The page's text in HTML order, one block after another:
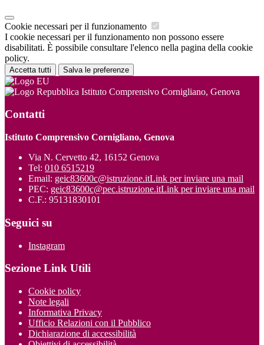
Cookie necessari per il funzionamento
I cookie necessari per il funzionamento non possono essere
disabilitati. È possibile consultare l'elenco nella pagina della cookie
policy.
Accetta tutti Salva le preferenze
Istituto Comprensivo Cornigliano, Genova
Contatti
Istituto Comprensivo Cornigliano, Genova
Via N. Cervetto 42, 16152 Genova
Tel: 010 6515219
Email: geic83600c@istruzione.itLink per inviare una mail
PEC: geic83600c@pec.istruzione.itLink per inviare una mail
C.F.: 95131830101
Seguici su
Instagram
Sezione Link Utili
Cookie policy
Note legali
Informativa Privacy
Ufficio Relazioni con il Pubblico
Dichiarazione di accessibilità